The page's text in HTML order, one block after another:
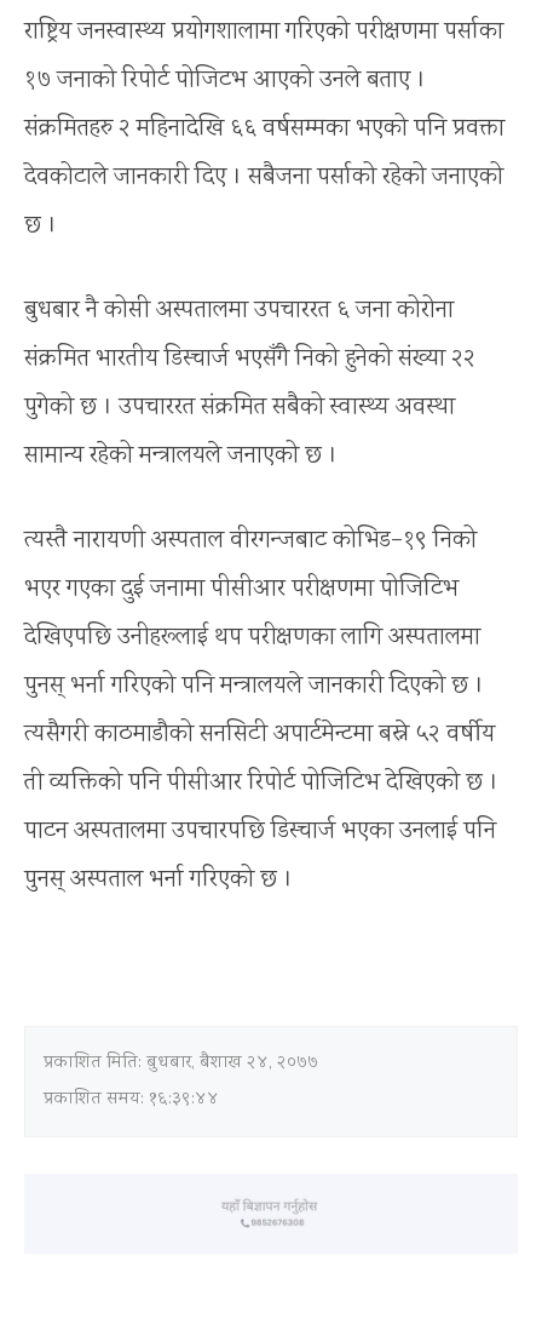
राष्ट्रिय जनस्वास्थ्य प्रयोगशालामा गरिएको परीक्षणमा पर्साका
१७ जनाको रिपोर्ट पोजिटभ आएको उनले बताए ।
संक्रमितहरु २ महिनादेखि ६६ वर्षसम्मका भएको पनि प्रवक्ता
देवकोटाले जानकारी दिए । सबैजना पर्साको रहेको जनाएको
छ ।
बुधबार नै कोसी अस्पतालमा उपचाररत ६ जना कोरोना
संक्रमित भारतीय डिस्चार्ज भएसँगै निको हुनेको संख्या २२
पुगेको छ । उपचाररत संक्रमित सबैको स्वास्थ्य अवस्था
सामान्य रहेको मन्त्रालयले जनाएको छ ।
त्यस्तै नारायणी अस्पताल वीरगन्जबाट कोभिड–१९ निको
भएर गएका दुई जनामा पीसीआर परीक्षणमा पोजिटिभ
देखिएपछि उनीहरूलाई थप परीक्षणका लागि अस्पतालमा
पुनस् भर्ना गरिएको पनि मन्त्रालयले जानकारी दिएको छ ।
त्यसैगरी काठमाडौको सनसिटी अपार्टमेन्टमा बस्ने ५२ वर्षीय
ती व्यक्तिको पनि पीसीआर रिपोर्ट पोजिटिभ देखिएको छ ।
पाटन अस्पतालमा उपचारपछि डिस्चार्ज भएका उनलाई पनि
पुनस् अस्पताल भर्ना गरिएको छ ।
प्रकाशित मिति: बुधबार, बैशाख २४, २०७७
प्रकाशित समय: १६:३९:४४